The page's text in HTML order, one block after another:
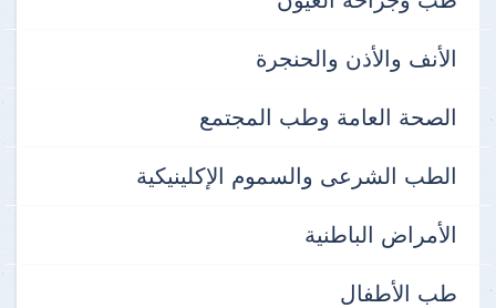
الأنف والأذن والحنجرة
الصحة العامة وطب المجتمع
الطب الشرعى والسموم الإكلينيكية
الأمراض الباطنية
طب الأطفال